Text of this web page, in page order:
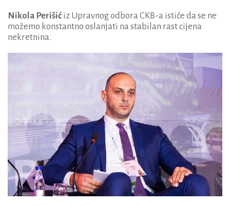
Nikola Perišić iz Upravnog odbora CKB-a ističe da se ne
možemo konstantno oslanjati na stabilan rast cijena
nekretnina.